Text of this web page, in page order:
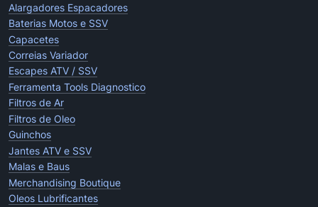
Alargadores Espacadores
Baterias Motos e SSV
Capacetes
Correias Variador
Escapes ATV / SSV
Ferramenta Tools Diagnostico
Filtros de Ar
Filtros de Oleo
Guinchos
Jantes ATV e SSV
Malas e Baus
Merchandising Boutique
Oleos Lubrificantes